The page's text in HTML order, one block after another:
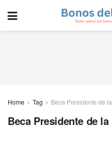
Home Tag Beca Presidente de
Beca Presidente de